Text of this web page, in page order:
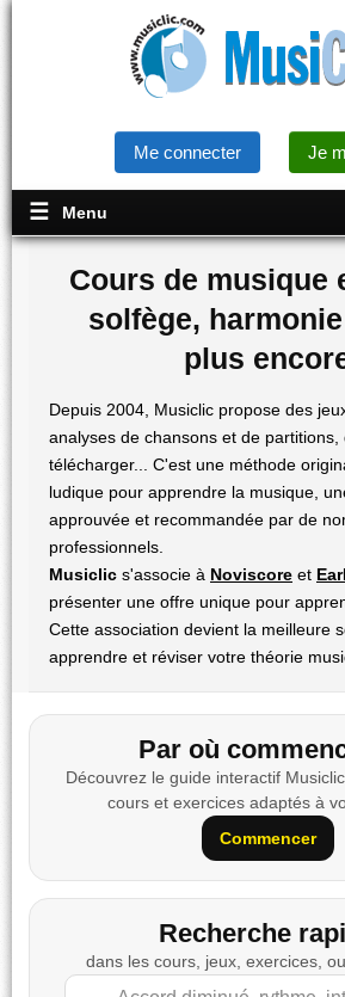
Me connecter Je
Menu
Cours de musique
solfège,
plus
Depuis 2004, Musiclic propose des
analyses de chansons et de partitions,
télécharger... C'est une méthode
ludique pour apprendre la musique,
approuvée et recommandée par de
professionnels.
Musiclic s'associe à Noviscore et
présenter une offre unique pour
Cette association devient la meilleure
apprendre et réviser votre théorie
Par où
Découvrez le guide interactif
cours et exercices adaptés à
Commencer
Recherche
dans les cours, jeux, exercices,